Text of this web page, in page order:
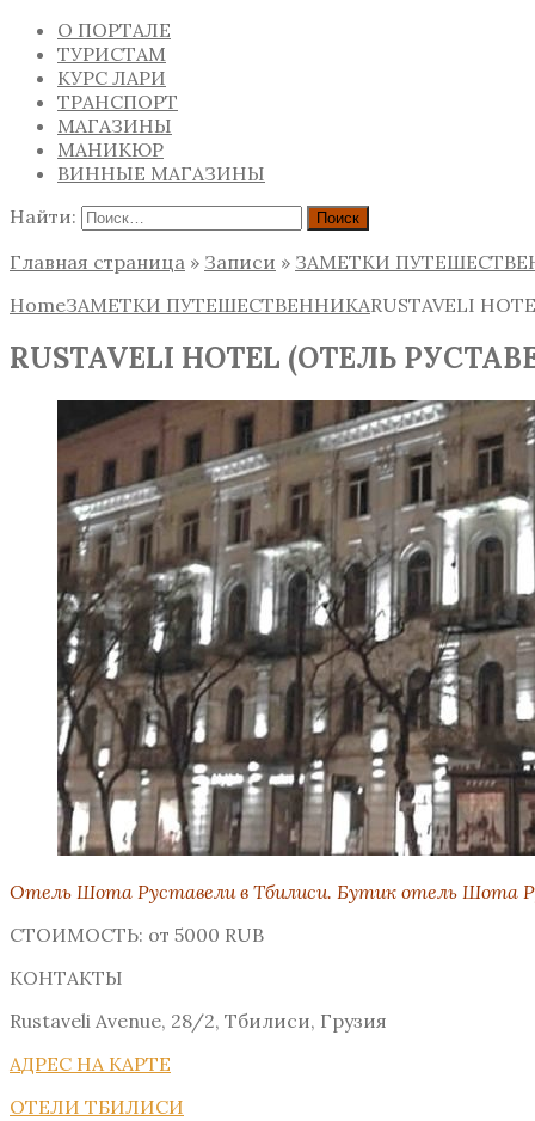
О ПОРТАЛЕ
ТУРИСТАМ
КУРС ЛАРИ
ТРАНСПОРТ
МАГАЗИНЫ
МАНИКЮР
ВИННЫЕ МАГАЗИНЫ
Найти:
Главная страница » Записи » ЗАМЕТКИ
HomeЗАМЕТКИ ПУТЕШЕСТВЕННИКАRUSTAVELI
RUSTAVELI HOTEL (ОТЕЛЬ
Отель Шота Руставели в Тбилиси. Бутик отель Шота
СТОИМОСТЬ: от 5000 RUB
КОНТАКТЫ
Rustaveli Avenue, 28/2, Тбилиси, Грузия
АДРЕС НА КАРТЕ
ОТЕЛИ ТБИЛИСИ